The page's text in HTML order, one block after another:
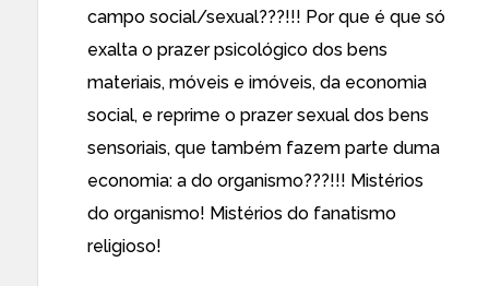
campo social/sexual???!!! Por que é que só
exalta o prazer psicológico dos bens
materiais, móveis e imóveis, da economia
social, e reprime o prazer sexual dos bens
sensoriais, que também fazem parte duma
economia: a do organismo???!!! Mistérios
do organismo! Mistérios do fanatismo
religioso!